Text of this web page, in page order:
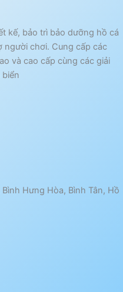
kế, bảo trì bảo dưỡng hồ cá
người chơi. Cung cấp các
và cao cấp cùng các giải
Hưng Hòa, Bình Tân, Hồ